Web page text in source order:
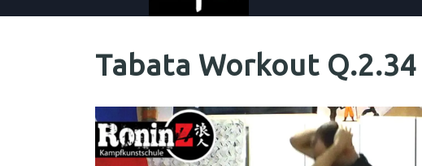
Tabata Workout